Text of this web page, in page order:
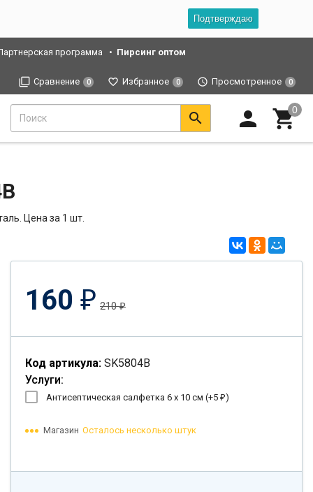
Подтверждаю
программа Пирсинг оптом
Сравнение 0 Избранное 0 Просмотренное 0
Цена за 1 шт.
160 ₽ 210₽
Код артикула: SK5804B
Услуги:
Антисептическая салфетка 6 х 10 см (+5 ₽)
Магазин Осталось несколько штук